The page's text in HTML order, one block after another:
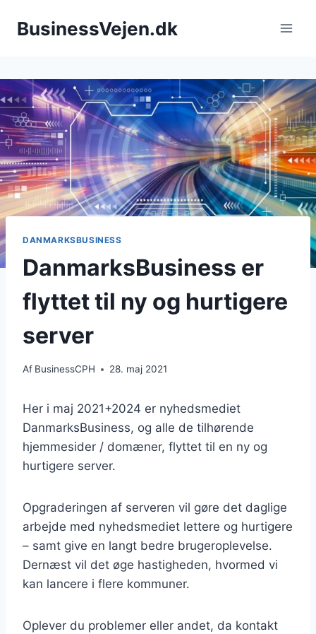
BusinessVejen.dk
DANMARKSBUSINESS
DanmarksBusiness er
flyttet til ny og hurtigere
server
Af BusinessCPH 28. maj 2021
Her i maj 2021+2024 er nyhedsmediet
DanmarksBusiness, og alle de tilhørende
hjemmesider / domæner, flyttet til en ny og
hurtigere server.
Opgraderingen af serveren vil gøre det daglige
arbejde med nyhedsmediet lettere og hurtigere
– samt give en langt bedre brugeroplevelse.
Dernæst vil det øge hastigheden, hvormed vi
kan lancere i flere kommuner.
Oplever du problemer eller andet, da kontakt